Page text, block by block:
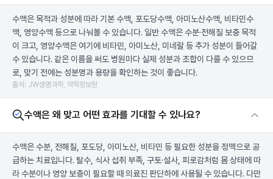
수액은 목적과 성분에 따라 기본 수액, 포도당수액, 아미노산수액, 비타민수
액, 영양수액 등으로 나눠볼 수 있습니다. 일반 수액은 수분·전해질 보충 목적
이 크고, 영양수액은 여기에 비타민, 아미노산, 미네랄 등 추가 성분이 들어갈
수 있습니다. 같은 이름을 써도 병원마다 실제 성분과 조합이 다를 수 있으므
로, 맞기 전에는 성분명과 용량을 확인하는 것이 좋습니다.
출처: JW생명과학, 약학정보원
수액은 왜 맞고 어떤 효과를 기대할 수 있나요?
수액은 수분, 전해질, 포도당, 아미노산, 비타민 등 필요한 성분을 정맥으로 공
급하는 치료입니다. 탈수, 식사 섭취 부족, 구토·설사, 피로감처럼 몸 상태에 따
라 수분이나 영양 보충이 필요할 때 의료진 판단하에 사용될 수 있습니다. 다만